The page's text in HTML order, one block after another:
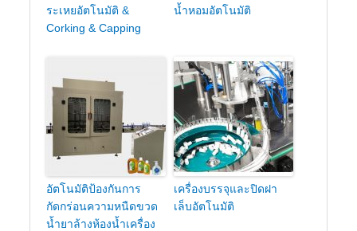
ระเหยอัตโนมัติ &
Corking & Capping
น้ำหอมอัตโนมัติ
อัตโนมัติป้องกันการ
กัดกร่อนความหนืดขวด
น้ำยาล้างห้องน้ำเครื่อง
เครื่องบรรจุและปิดฝา
เล็บอัตโนมัติ